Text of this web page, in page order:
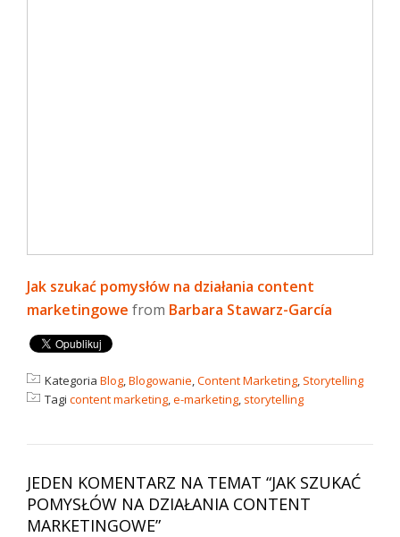
Jak szukać pomysłów na działania content
marketingowe from Barbara Stawarz-García
Kategoria Blog,Blogowanie,Content Marketing, Storytelling
Tagi content marketing,e-marketing, storytelling
JEDEN KOMENTARZ NA TEMAT “JAK SZUKAĆ
POMYSŁÓW NA DZIAŁANIA CONTENT
MARKETINGOWE”